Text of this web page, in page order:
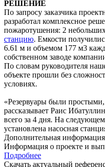
РЕШЕНИЕ
По запросу заказчика
разработал комплексное
пожаротушения: 2 небольших
станцию. Емкости
6.61 м и объемом 177 м3
собственном заводе
По словам руководителя
объекте прошли без
условиях.
«Резервуары были
рассказывает Раис
всего за 4 дня. На следующем
установлена насосная
Дополнительная
Информация о проекте и
Подробнее
Скачать актуальный